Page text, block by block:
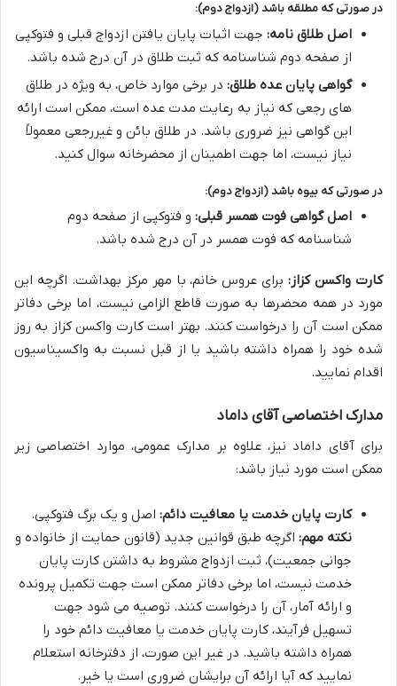
در صورتی که مطلقه باشد (ازدواج دوم):
اصل طلاق نامه: جهت اثبات پایان یافتن ازدواج قبلی و فتوکپی
از صفحه دوم شناسنامه که ثبت طلاق در آن درج شده باشد.
گواهی پایان عده طلاق: در برخی موارد خاص، به ویژه در طلاق
های رجعی که نیاز به رعایت مدت عده است، ممکن است ارائه
این گواهی نیز ضروری باشد. در طلاق بائن و غیررجعی معمولاً
نیاز نیست، اما جهت اطمینان از محضرخانه سوال کنید.
در صورتی که بیوه باشد (ازدواج دوم):
اصل گواهی فوت همسر قبلی: و فتوکپی از صفحه دوم
شناسنامه که فوت همسر در آن درج شده باشد.
کارت واکسن کزاز:برای عروس خانم، با مهر مرکز بهداشت. اگرچه این
مورد در همه محضرها به صورت قاطع الزامی نیست، اما برخی دفاتر
ممکن است آن را درخواست کنند. بهتر است کارت واکسن کزاز به روز
شده خود را همراه داشته باشید یا از قبل نسبت به واکسیناسیون
اقدام نمایید.
مدارک اختصاصی آقای داماد
برای آقای داماد نیز، علاوه بر مدارک عمومی، موارد اختصاصی زیر
ممکن است مورد نیاز باشد:
کارت پایان خدمت یا معافیت دائم: اصل و یک برگ فتوکپی.
نکته مهم: اگرچه طبق قوانین جدید (قانون حمایت از خانواده و
جوانی جمعیت)، ثبت ازدواج مشروط به داشتن کارت پایان
خدمت نیست، اما برخی دفاتر ممکن است جهت تکمیل پرونده
و ارائه آمار، آن را درخواست کنند. توصیه می شود جهت
تسهیل فرآیند، کارت پایان خدمت یا معافیت دائم خود را
همراه داشته باشید. در غیر این صورت، از دفترخانه استعلام
نمایید که آیا ارائه آن برایشان ضروری است یا خیر.